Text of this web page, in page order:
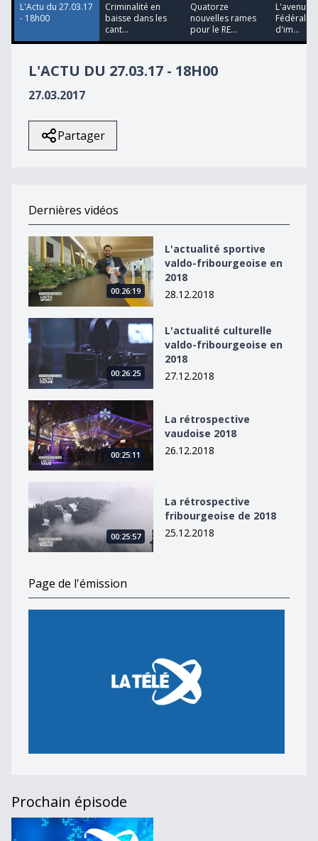
L'Actu du 27.03.17
- 18h00
Criminalité en
baisse dans les
cant...
Quatorze
nouvelles rames
pour le RE...
L'avenue
Fédéral
d'im...
L'ACTU DU 27.03.17 - 18H00
27.03.2017
Partager
Dernières vidéos
L&#039;actualité sportive valdo-fribourgeoise en 2018
00:26:19
L'actualité sportive
valdo-fribourgeoise en
2018
28.12.2018
L&#039;actualité culturelle valdo-fribourgeoise en
00:26:25
L'actualité culturelle
valdo-fribourgeoise en
2018
27.12.2018
La rétrospective vaudoise 2018
00:25:11
La rétrospective
vaudoise 2018
26.12.2018
00:25:57
La rétrospective
fribourgeoise de 2018
25.12.2018
Page de l'émission
Prochain épisode
L&#039;Actu du 29.03.17 - 18h00